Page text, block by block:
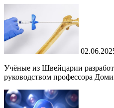
Учёные из Швейцарии
руководством профессора